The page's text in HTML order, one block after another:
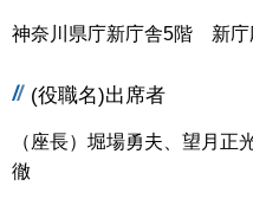
神奈川県庁新庁舎5階 新庁
(役職名)出席者
（座長）堀場勇夫、望月正
徹